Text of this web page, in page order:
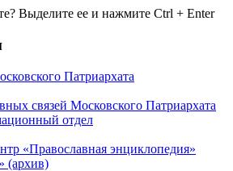
Выделите ее и нажмите Ctrl + Enter
Патриархата
связей Московского Патриархата
отдел
«Православная энциклопедия»
(архив)